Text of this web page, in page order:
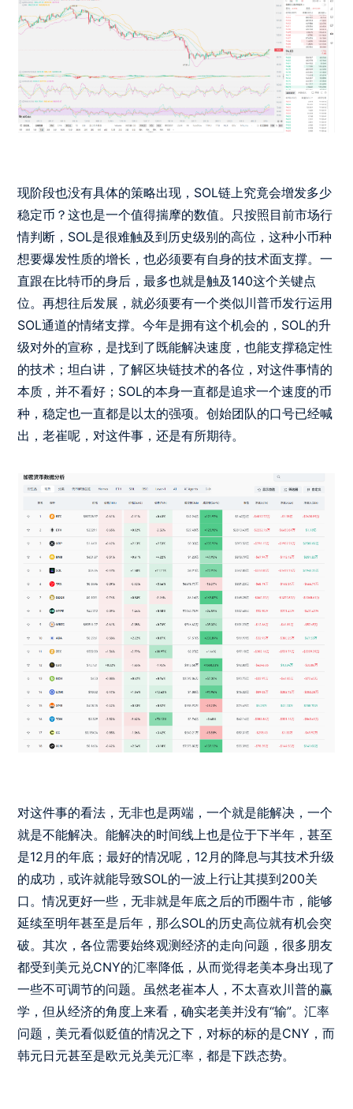
现阶段也没有具体的策略出现，SOL链上究竟会增发多少
稳定币？这也是一个值得揣摩的数值。只按照目前市场行
情判断，SOL是很难触及到历史级别的高位，这种小币种
想要爆发性质的增长，也必须要有自身的技术面支撑。一
直跟在比特币的身后，最多也就是触及140这个关键点
位。再想往后发展，就必须要有一个类似川普币发行运用
SOL通道的情绪支撑。今年是拥有这个机会的，SOL的升
级对外的宣称，是找到了既能解决速度，也能支撑稳定性
的技术；坦白讲，了解区块链技术的各位，对这件事情的
本质，并不看好；SOL的本身一直都是追求一个速度的币
种，稳定也一直都是以太的强项。创始团队的口号已经喊
出，老崔呢，对这件事，还是有所期待。
对这件事的看法，无非也是两端，一个就是能解决，一个
就是不能解决。能解决的时间线上也是位于下半年，甚至
是12月的年底；最好的情况呢，12月的降息与其技术升级
的成功，或许就能导致SOL的一波上行让其摸到200关
口。情况更好一些，无非就是年底之后的币圈牛市，能够
延续至明年甚至是后年，那么SOL的历史高位就有机会突
破。其次，各位需要始终观测经济的走向问题，很多朋友
都受到美元兑CNY的汇率降低，从而觉得老美本身出现了
一些不可调节的问题。虽然老崔本人，不太喜欢川普的赢
学，但从经济的角度上来看，确实老美并没有“输”。汇率
问题，美元看似贬值的情况之下，对标的标的是CNY，而
韩元日元甚至是欧元兑美元汇率，都是下跌态势。